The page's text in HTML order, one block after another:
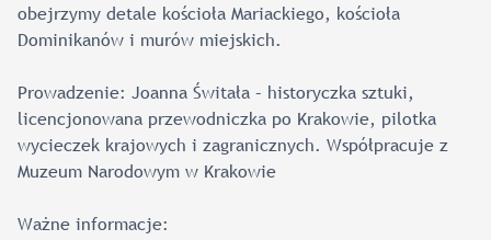
obejrzymy detale kościoła Mariackiego, kościoła
Dominikanów i murów miejskich.
Prowadzenie: Joanna Świtała – historyczka sztuki,
licencjonowana przewodniczka po Krakowie, pilotka
wycieczek krajowych i zagranicznych. Współpracuje z
Muzeum Narodowym w Krakowie
Ważne informacje: